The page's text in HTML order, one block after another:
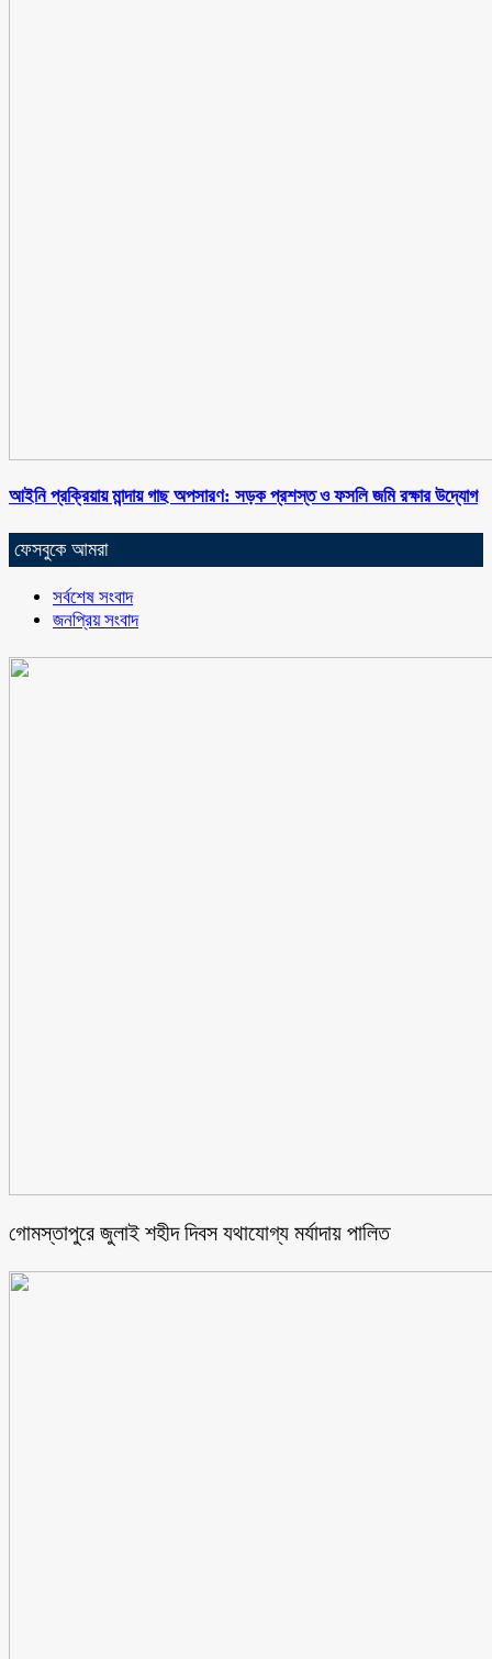
আইনি প্রক্রিয়ায় মান্দায় গাছ অপসারণ: সড়ক প্রশস্ত ও ফসলি জমি রক্ষার উদ্যোগ
ফেসবুকে আমরা
সর্বশেষ সংবাদ
জনপ্রিয় সংবাদ
গোমস্তাপুরে জুলাই শহীদ দিবস যথাযোগ্য মর্যাদায় পালিত